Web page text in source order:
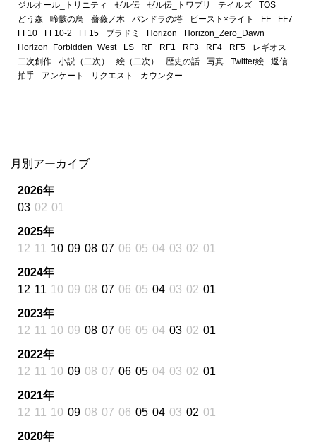
ジルオール_トリニティ
ゼル伝 ゼル伝_トワプリ テイルズ
TOS
どう森
啼骸の鳥 薔薇ノ木 パンドラの塔 ビースト×ライト FF
FF7
FF10
FF10-2 FF15 ブラドミ Horizon
Horizon_Zero_Dawn
Horizon_Forbidden_West
LS RF RF1 RF3 RF4 RF5
レギオス
二次創作
小説（二次） 絵（二次） 歴史の話 写真 Twitter絵
返信
拍手
アンケート リクエスト カウンター
月別アーカイブ
2026年
03 02 01
2025年
12 11 10 09 08 07 06 05 04 03 02 01
2024年
12 11 10 09 08 07 06 05 04 03 02 01
2023年
12 11 10 09 08 07 06 05 04 03 02 01
2022年
12 11 10 09 08 07 06 05 04 03 02 01
2021年
12 11 10 09 08 07 06 05 04 03 02 01
2020年